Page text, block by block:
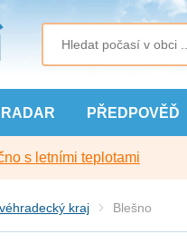
RADAR PŘEDPOVĚĎ
s letními teplotami
kraj Blešno